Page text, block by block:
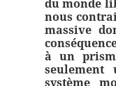
du monde
nous
massive
à un
système